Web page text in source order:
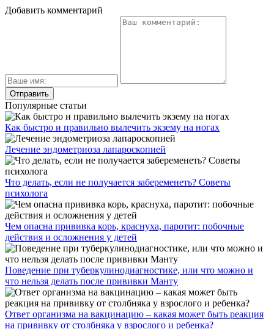
Добавить комментарий
Популярные статьи
Как быстро и правильно вылечить экзему на ногах
Лечение эндометриоза лапароскопией
Что делать, если не получается забеременеть? Советы
психолога
Чем опасна прививка корь, краснуха, паротит: побочные
действия и осложнения у детей
Поведение при туберкулинодиагностике, или что можно и
что нельзя делать после прививки Манту
Ответ организма на вакцинацию – какая может быть реакция
на прививку от столбняка у взрослого и ребенка?